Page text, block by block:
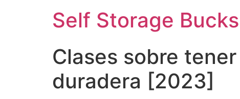
Self Storage Bucks
Clases sobre
duradera [2023]